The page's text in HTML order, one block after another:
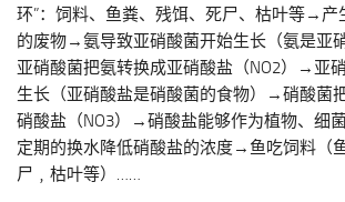
环”：饲料、鱼粪、残饵、死尸、枯叶等→产
的废物→氨导致亚硝酸菌开始生长（氨是亚
亚硝酸菌把氨转换成亚硝酸盐（NO2）→亚
生长（亚硝酸盐是硝酸菌的食物）→硝酸菌
硝酸盐（NO3）→硝酸盐能够作为植物、细
定期的换水降低硝酸盐的浓度→鱼吃饲料（
尸﹐枯叶等）……